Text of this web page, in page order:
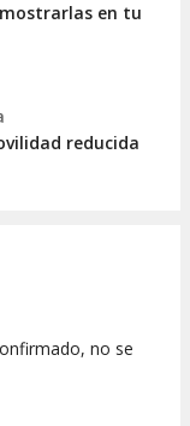
en tu
reducida
no se